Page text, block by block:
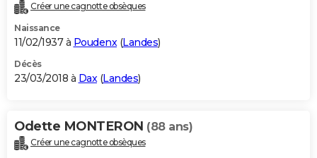
Créer une cagnotte obsèques
Naissance
11/02/1937 à Poudenx(Landes)
Décès
23/03/2018 à Dax(Landes)
Odette MONTERON (88 ans)
Créer une cagnotte obsèques